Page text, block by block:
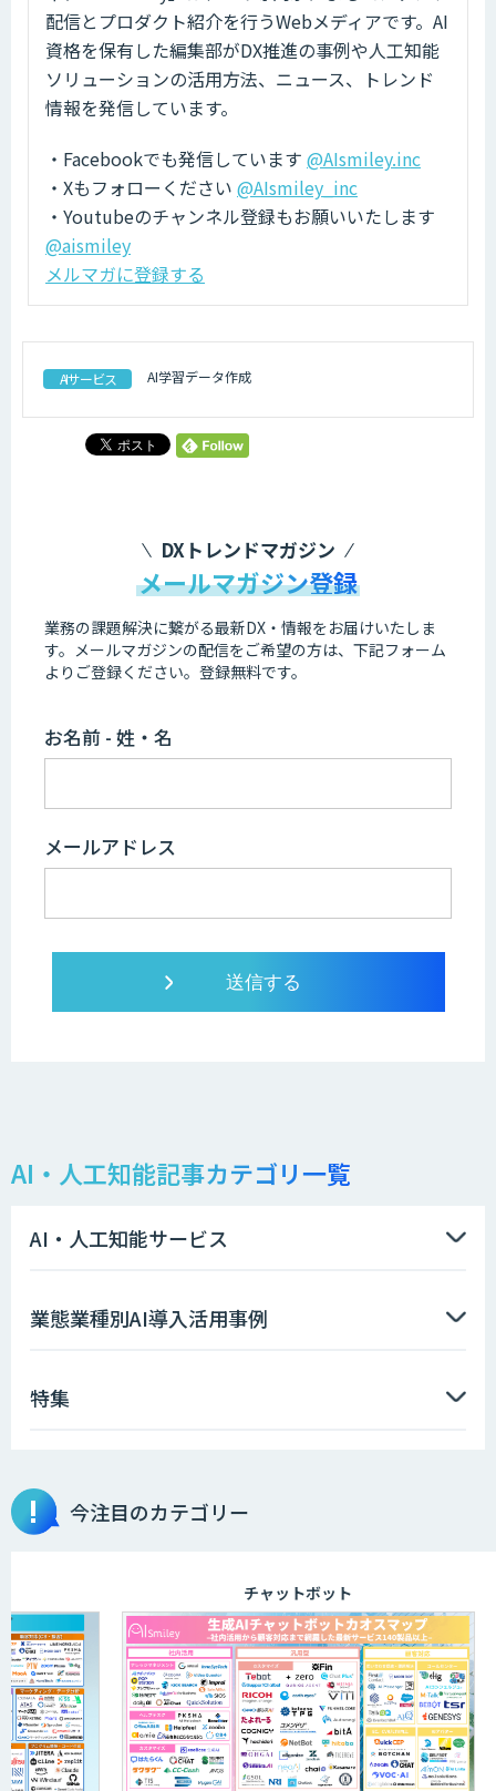
配信とプロダクト紹介を行うWebメディアです。AI
資格を保有した編集部がDX推進の事例や人工知能
ソリューションの活用方法、ニュース、トレンド
情報を発信しています。
・Facebookでも発信しています @AIsmiley.inc
・Xもフォローください @AIsmiley_inc
・Youtubeのチャンネル登録もお願いいたします
@aismiley
メルマガに登録する
AIサービス AI学習データ作成
DXトレンドマガジン
メールマガジン登録
業務の課題解決に繋がる最新DX・情報をお届けいたしま
す。 メールマガジンの配信をご希望の方は、下記フォーム
よりご登録ください。登録無料です。
お名前 - 姓・名
メールアドレス
AI・人工知能記事カテゴリ一覧
AI・人工知能サービス
業態業種別AI導入活用事例
特集
今注目のカテゴリー
チャットボット